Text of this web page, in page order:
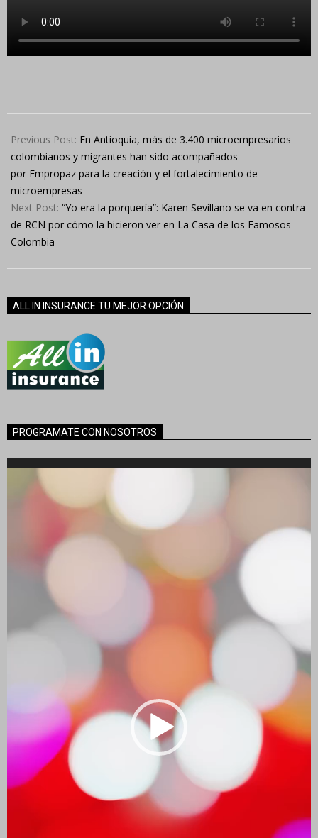
07-
04
Previous Post: En Antioquia, más de 3.400 microempresarios
colombianos y migrantes han sido acompañados
por Empropaz para la creación y el fortalecimiento de
microempresas
Next Post: “Yo era la porquería”: Karen Sevillano se va en contra
de RCN por cómo la hicieron ver en La Casa de los Famosos
Colombia
ALL IN INSURANCE TU MEJOR OPCIÓN
PROGRAMATE CON NOSOTROS
Reproductor